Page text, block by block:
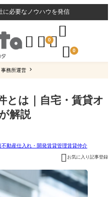
に必要なノウハウを発信
  0

 0
務所運営
とは｜自宅・賃貸オ
解説
不動産仕入れ・開発賃貸管理賃貸仲介
 お気に入り記事登録